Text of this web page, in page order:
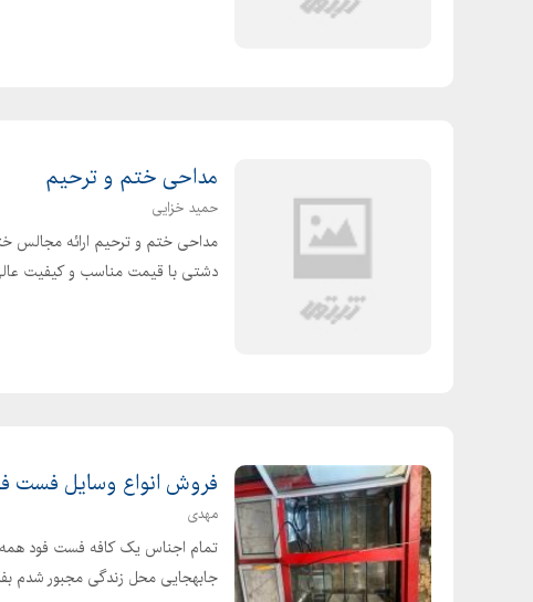
مداحی ختم و ترحیم
حمید خزایی
مداحی ختم و ترحیم ارائه مجالس
دشتی با قیمت مناسب و کیفیت
فروش انواع وسایل فست
مهدی
تمام اجناس یک کافه فست فود همه
جابهجایی محل زندگی مجبور شدم